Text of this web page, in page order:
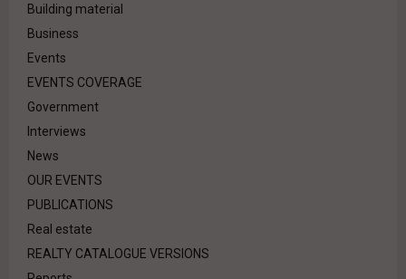
Building material
Business
Events
EVENTS COVERAGE
Government
Interviews
News
OUR EVENTS
PUBLICATIONS
Real estate
REALTY CATALOGUE VERSIONS